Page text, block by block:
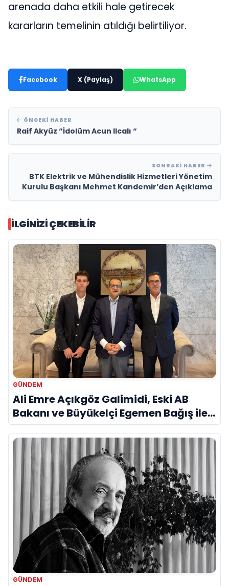
arenada daha etkili hale getirecek
kararların temelinin atıldığı belirtiliyor.
Facebook X (Paylaş) WhatsApp
ÖNCEKI HABER
Raif Akyüz “İdolüm Acun Ilcalı “
SONRAKI HABER
BTK Elektrik ve Mühendislik Hizmetleri Yönetim
Kurulu Başkanı Mehmet Kandemir’den Açıklama
İLGINIZI ÇEKEBILIR
GÜNDEM
Ali Emre Açıkgöz Galimidi, Eski AB
Bakanı ve Büyükelçi Egemen Bağış ile
Bir Araya Geldi
GÜNDEM